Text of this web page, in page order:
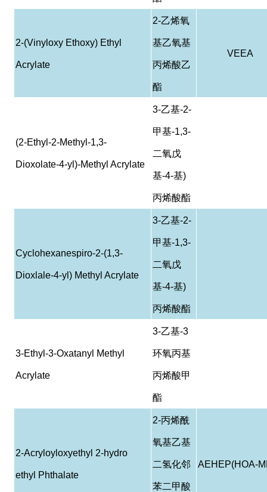
2-(Vinyloxy Ethoxy) Ethyl
Acrylate
2-乙烯氧
基乙氧基
丙烯酸乙
酯
VEEA
(2-Ethyl-2-Methyl-1,3-
Dioxolate-4-yl)-Methyl Acrylate
3-乙基-2-
甲基-1,3-
二氧戊
基-4-基)
丙烯酸酯
Cyclohexanespiro-2-(1,3-
Dioxlale-4-yl) Methyl Acrylate
3-乙基-2-
甲基-1,3-
二氧戊
基-4-基)
丙烯酸酯
3-Ethyl-3-Oxatanyl Methyl
Acrylate
3-乙基-3
环氧丙基
丙烯酸甲
酯
2-Acryloyloxyethyl 2-hydro
ethyl Phthalate
2-丙烯酰
氧基乙基
二氢化邻
苯二甲酸
AEHEP(HOA-